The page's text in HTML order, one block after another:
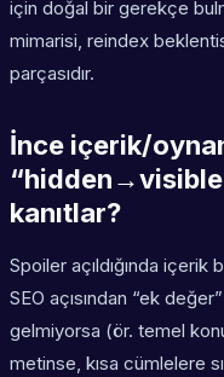
için doğal bir gerekçe
mimarisi, reindex
parçasıdır.
İnce içerik/
kanıtlar?
Spoiler açıldığında
SEO açısından “ek
gelmiyorsa (ör. temel
metinse, kısa cümlelere